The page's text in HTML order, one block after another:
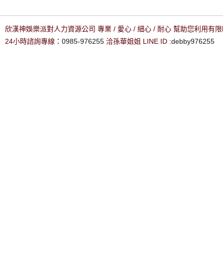
欣漢神娛樂派對人力資源公司 專業 / 愛心 / 細心 / 耐心 幫助您利用有
24小時諮詢專線： 0985-976255 洽孫華姐姐 LINE ID :debby976255